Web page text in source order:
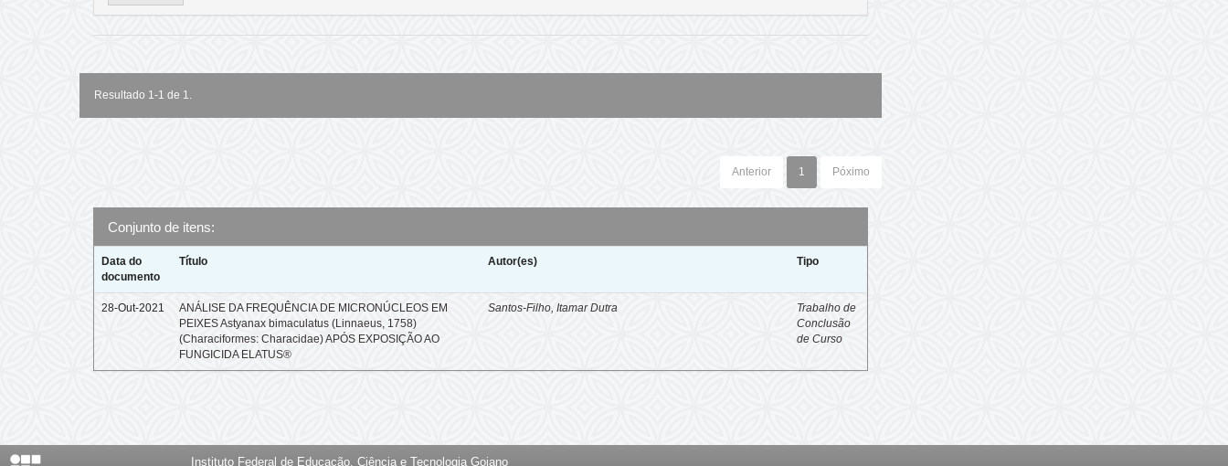
Resultado 1-1 de 1.
Anterior 1 Póximo
Conjunto de itens:
Data do
documento
Título Autor(es) Tipo
28-Out-2021
ANÁLISE DA FREQUÊNCIA DE MICRONÚCLEOS EM
PEIXES Astyanax bimaculatus (Linnaeus, 1758)
(Characiformes: Characidae) APÓS EXPOSIÇÃO AO
FUNGICIDA ELATUS®
Santos-Filho, Itamar Dutra
Trabalho de
Conclusão
de Curso
Instituto Federal de Educação, Ciência e Tecnologia Goiano